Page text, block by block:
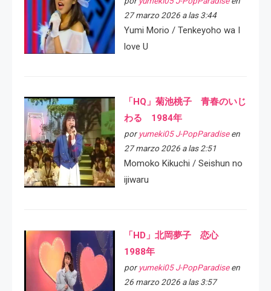
27 marzo 2026 a las 3:44
Yumi Morio / Tenkeyoho wa I
love U
「HQ」菊池桃子 青春のいじ
わる 1984年
por yumeki05 J-PopParadiseen
27 marzo 2026 a las 2:51
Momoko Kikuchi / Seishun no
ijiwaru
「HD」北岡夢子 恋心
1988年
por yumeki05 J-PopParadiseen
26 marzo 2026 a las 3:57